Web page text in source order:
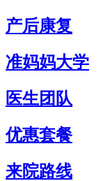
产后康复
准妈妈大学
医生团队
优惠套餐
来院路线